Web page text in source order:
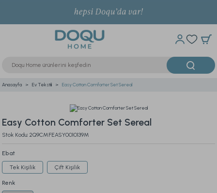
Anasayfa Ev Tekstili Easy Cotton Comforter Set Sereal
Easy Cotton Comforter Set Sereal
Stok Kodu: 2Q9CMFEASY0010139M
Ebat
Tek Kişilik Çift Kişilik
Renk